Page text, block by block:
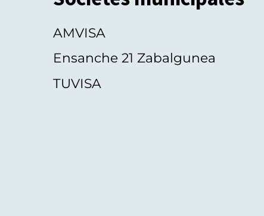
AMVISA
Ensanche 21 Zabalgunea
TUVISA